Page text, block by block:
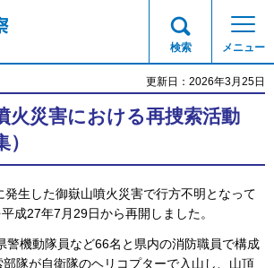
検索 メニュー
更新日：2026年3月25日
火災害における再捜索活動
）
生した御嶽山噴火災害で行方不明となって
成27年7月29日から再開しました。
警機動隊員など66名と県内の消防職員で構成
隊が自衛隊のヘリコプターで入山し、山頂